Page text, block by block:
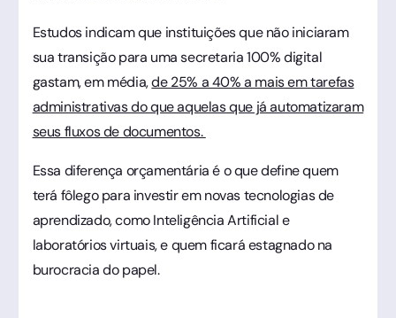
Estudos indicam que instituições que não iniciaram
sua transição para uma secretaria 100% digital
gastam, em média,de 25% a 40% a mais em tarefas
administrativas do que aquelas que já automatizaram
seus fluxos de documentos.
Essa diferença orçamentária é o que define quem
terá fôlego para investir em novas tecnologias de
aprendizado, como Inteligência Artificial e
laboratórios virtuais, e quem ficará estagnado na
burocracia do papel.